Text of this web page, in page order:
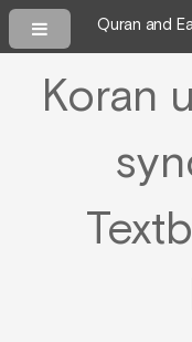
Quran and
Koran